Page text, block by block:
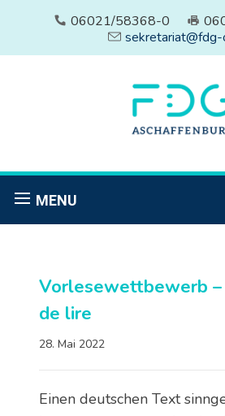
06021/58368-0
sekretariat@fdg-
MENU
Vorlesewettbewerb
de lire
28. Mai 2022
Einen deutschen Text